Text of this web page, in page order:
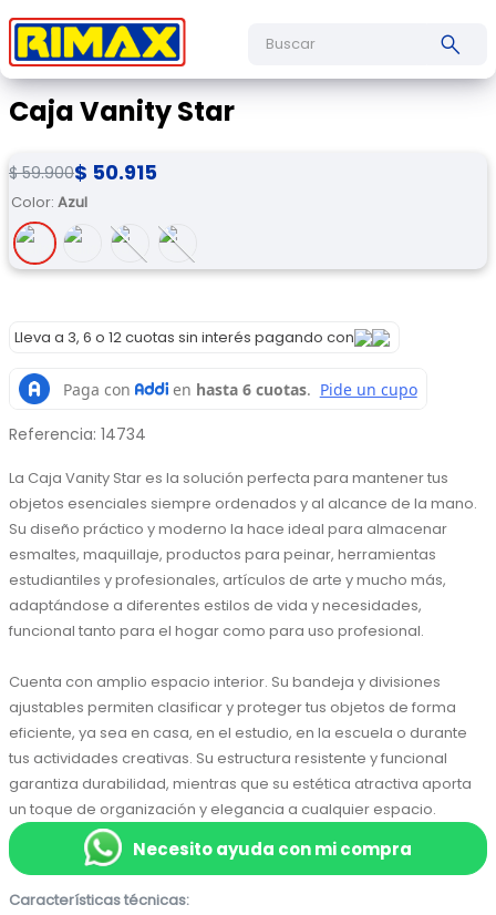
Caja Vanity Star
$ 59.900$ 50.915
Color: Azul
Lleva a 3, 6 o 12 cuotas sin interés pagando con
Referencia: 14734
La Caja Vanity Star es la solución perfecta para mantener tus
objetos esenciales siempre ordenados y al alcance de la mano.
Su diseño práctico y moderno la hace ideal para almacenar
esmaltes, maquillaje, productos para peinar, herramientas
estudiantiles y profesionales, artículos de arte y mucho más,
adaptándose a diferentes estilos de vida y necesidades,
funcional tanto para el hogar como para uso profesional.
Cuenta con amplio espacio interior. Su bandeja y divisiones
ajustables permiten clasificar y proteger tus objetos de forma
eficiente, ya sea en casa, en el estudio, en la escuela o durante
tus actividades creativas. Su estructura resistente y funcional
garantiza durabilidad, mientras que su estética atractiva aporta
un toque de organización y elegancia a cualquier espacio.
Necesito ayuda con mi compra
Características técnicas: